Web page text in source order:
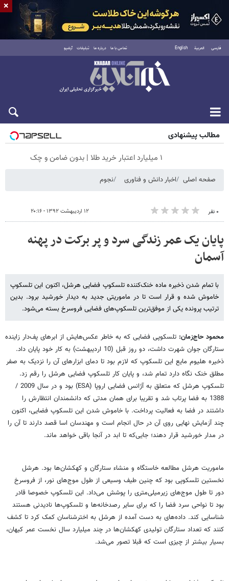
فارسی العربية English تماس با ما درباره ما تبلیغات آرشیو
جمعه ۱۶ مرداد ۱۴۰۵
مطالب پیشنهادی
۱ میلیارد اعتبار خرید طلا | بدون ضامن و چک
صفحه اصلی اخبار دانش و فناوری نجوم
۰ نفر ۱۲ اردیبهشت ۱۳۹۲ - ۲۰:۱۶
پایان یک عمر زندگی سرد و پر برکت در پهنه
آسمان
با تمام شدن ذخیره ماده خنک‌کننده تلسکوپ فضایی هرشل، اکنون این تلسکوپ
خاموش شده و قرار است تا در ماموریتی جدید به دیدار خورشید برود. بدین
ترتیب پرونده یکی از موفق‌ترین تلسکوپ‌های فضایی فروسرخ بسته می‌شود.
محمود حاج‌زمان: تلسکوپی فضایی که به خاطر عکس‌هایش از ابرهای پف‌دار زاینده
ستارگان جوان شهرت داشت، دو روز قبل (10 اردیبهشت) به کار خود پایان داد.
ذخیره هلیوم مایع این تلسکوپ که لازم بود تا دمای ابزار‌های آن را نزدیک به صفر
مطلق خنک نگاه دارد تمام شد، و پایان کار تلسکوپ فضایی هرشل را رقم زد.
تلسکوپ هرشل که متعلق به آژانس فضایی اروپا (ESA) بود و در سال 2009 /
1388 به فضا پرتاب شد و تقریبا برای همان مدتی که دانشمندان انتظارش را
داشتند در فضا به فعالیت پرداخت. با خاموش شدن این تلسکوپ فضایی، اکنون
چند آزمایش نهایی روی آن در حال انجام است و مهندسان اسا قصد دارند تا آن را
در مدار خورشید قرار دهند؛ جایی‌که تا ابد در آنجا باقی خواهد ماند.
ماموریت هرشل مطالعه خاستگاه و منشاء ستارگان و کهکشان‌ها بود. هرشل
نخستین تلسکوپی بود که چنین طیف وسیعی از طول موج‌های نور، از فروسرخ
دور تا طول موج‌های زیرمیلی‌متری را پوشش می‌داد. این تلسکوپ خصوصا قادر
بود تا نواحی سرد فضا را که برای سایر رصدخانه‌ها و تلسکوپ‌ها نادیدنی هستند
شناسایی کند. داده‌های به دست آمده از هرشل به اخترشناسان کمک کرد تا کشف
کنند که تعداد ستارگان تولیدی کهکشان‌ها در چند میلیارد سال نخست عمر کیهان،
بسیار بیشتر از چیزی است که قبلا تصور می‌شد.
×